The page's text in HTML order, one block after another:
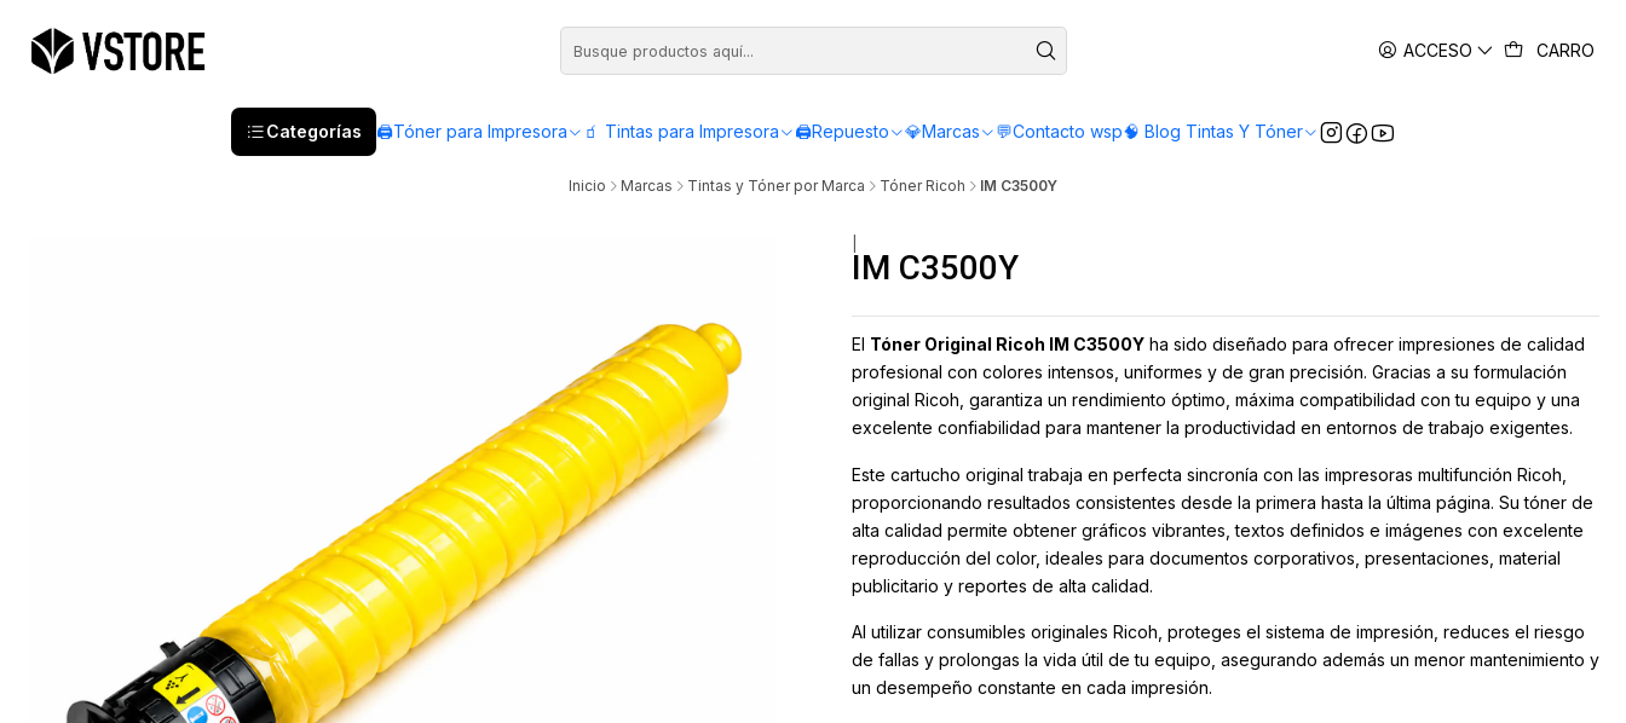
ACCESO CARRO
Categorías 🖨️Tóner para Impresora 🧃 Tintas para Impresora 🖨️Repuesto 💎Marcas 💬Contacto wsp🧠 Blog Tintas Y Tóner
Compra antes de las 12:00 y recibe el mismo día - Servicio de Lunes a Viernes
Inicio Marcas Tintas y Tóner por Marca Tóner Ricoh IM C3500Y
IM C3500Y
El Tóner Original Ricoh IM C3500Yha sido diseñado para ofrecer impresiones de calidad
profesional con colores intensos, uniformes y de gran precisión. Gracias a su formulación
original Ricoh, garantiza un rendimiento óptimo, máxima compatibilidad con tu equipo y una
excelente confiabilidad para mantener la productividad en entornos de trabajo exigentes.
Este cartucho original trabaja en perfecta sincronía con las impresoras multifunción Ricoh,
proporcionando resultados consistentes desde la primera hasta la última página. Su tóner de
alta calidad permite obtener gráficos vibrantes, textos definidos e imágenes con excelente
reproducción del color, ideales para documentos corporativos, presentaciones, material
publicitario y reportes de alta calidad.
Al utilizar consumibles originales Ricoh, proteges el sistema de impresión, reduces el riesgo
de fallas y prolongas la vida útil de tu equipo, asegurando además un menor mantenimiento y
un desempeño constante en cada impresión.